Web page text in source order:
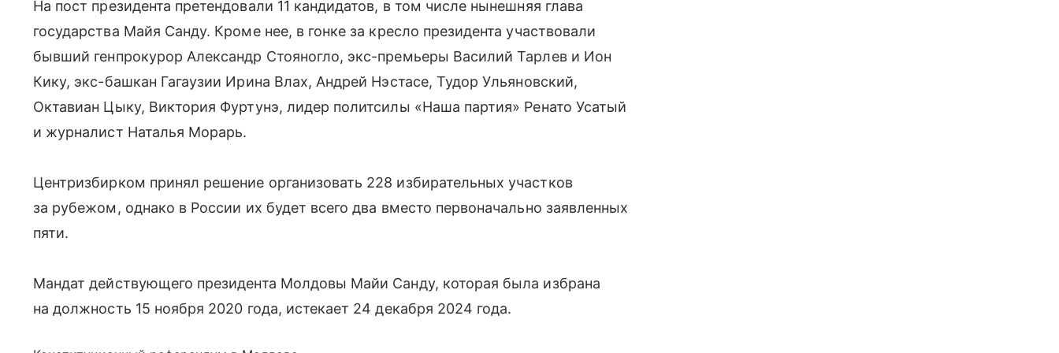
На пост президента претендовали 11 кандидатов, в том числе нынешняя глава
государства Майя Санду. Кроме нее, в гонке за кресло президента участвовали
бывший генпрокурор Александр Стояногло, экс-премьеры Василий Тарлев и Ион
Кику, экс-башкан Гагаузии Ирина Влах, Андрей Нэстасе, Тудор Ульяновский,
Октавиан Цыку, Виктория Фуртунэ, лидер политсилы «Наша партия» Ренато Усатый
и журналист Наталья Морарь.
Центризбирком принял решение организовать 228 избирательных участков
за рубежом, однако в России их будет всего два вместо первоначально заявленных
пяти.
Мандат действующего президента Молдовы Майи Санду, которая была избрана
на должность 15 ноября 2020 года, истекает 24 декабря 2024 года.